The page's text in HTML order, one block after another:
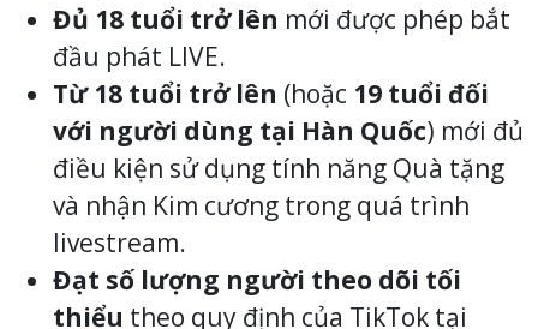
Đủ 18 tuổi trở lên mới được phép bắt
đầu phát LIVE.
Từ 18 tuổi trở lên (hoặc 19 tuổi đối
với người dùng tại Hàn Quốc) mới đủ
điều kiện sử dụng tính năng Quà tặng
và nhận Kim cương trong quá trình
livestream.
Đạt số lượng người theo dõi tối
thiểu theo quy định của TikTok tại